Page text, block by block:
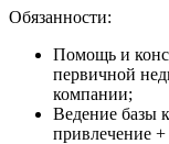
Обязанности:
Помощь и
первичной
компании;
Ведение базы
привлечение +